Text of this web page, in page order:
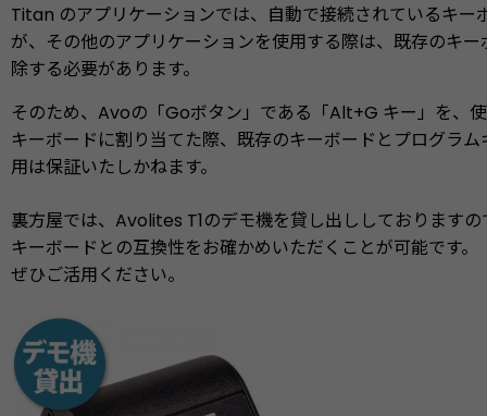
Titan のアプリケーションでは、自動で接続されているキー
が、その他のアプリケーションを使用する際は、既存のキ
除する必要があります。
そのため、Avoの「Goボタン」である「Alt+G キー」を、
キーボードに割り当てた際、既存のキーボードとプログラ
用は保証いたしかねます。
裏方屋では、Avolites T1のデモ機を貸し出ししておりますの
キーボードとの互換性をお確かめいただくことが可能です。
ぜひご活用ください。